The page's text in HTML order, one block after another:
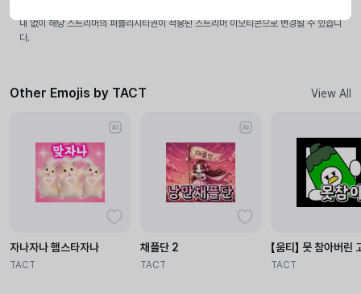
내 없이 해당 스트리머의 퍼블리시티권이 적용된 스트리머 이모티콘으로 변경될 수 있습니
다.
Other Emojis by TACT View All
자나자나 햄스타자나
TACT
채플단 2
TACT
【움티】 못 참아버린
TACT